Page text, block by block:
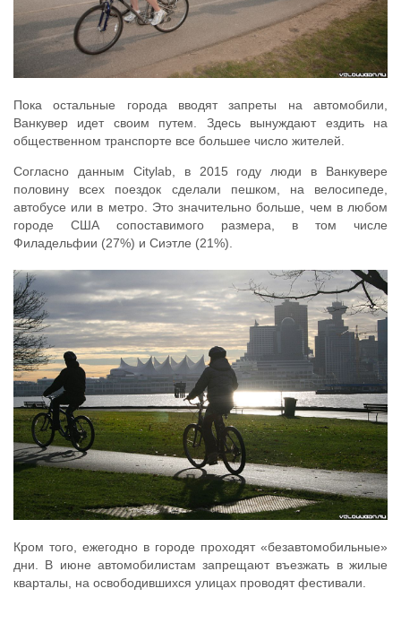
Пока остальные города вводят запреты на автомобили,
Ванкувер идет своим путем. Здесь вынуждают ездить на
общественном транспорте все большее число жителей.
Согласно данным Citylab, в 2015 году люди в Ванкувере
половину всех поездок сделали пешком, на велосипеде,
автобусе или в метро. Это значительно больше, чем в любом
городе США сопоставимого размера, в том числе
Филадельфии (27%) и Сиэтле (21%).
Кром того, ежегодно в городе проходят «безавтомобильные»
дни. В июне автомобилистам запрещают въезжать в жилые
кварталы, на освободившихся улицах проводят фестивали.